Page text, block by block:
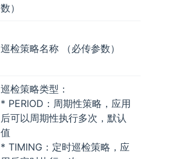
数）
巡检策略名称 （必传参数）
巡检策略类型：
* PERIOD：周期性策略，应用
后可以周期性执行多次，默认
值
* TIMING：定时巡检策略，应